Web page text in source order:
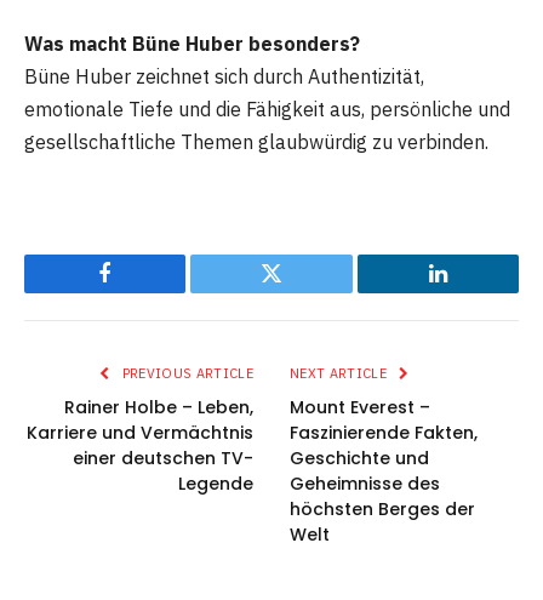
Was macht Büne Huber besonders?
Büne Huber zeichnet sich durch Authentizität,
emotionale Tiefe und die Fähigkeit aus, persönliche und
gesellschaftliche Themen glaubwürdig zu verbinden.
Facebook Twitter LinkedIn
PREVIOUS ARTICLE
Rainer Holbe – Leben,
Karriere und Vermächtnis
einer deutschen TV-
Legende
NEXT ARTICLE
Mount Everest –
Faszinierende Fakten,
Geschichte und
Geheimnisse des
höchsten Berges der
Welt